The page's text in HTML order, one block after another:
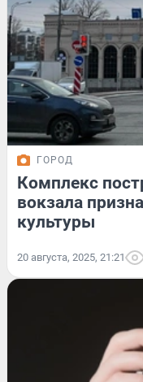
ГОРОД
Комплекс
вокзала
культуры
20 августа, 2025, 21:21